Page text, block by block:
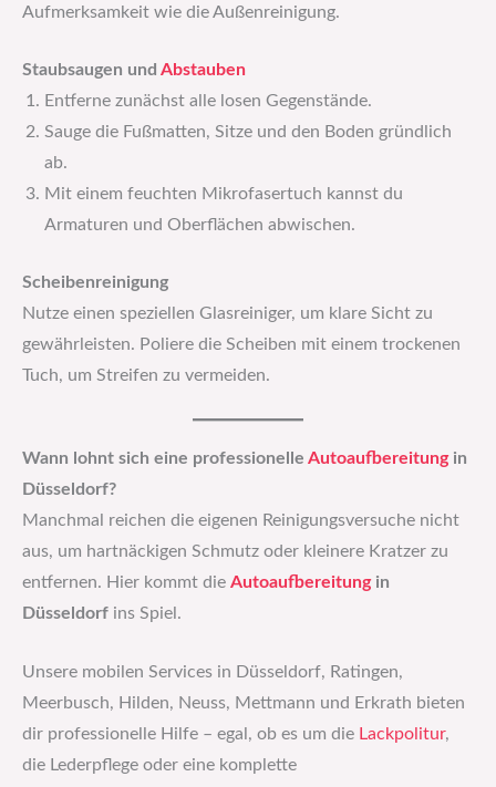
Aufmerksamkeit wie die Außenreinigung.
Staubsaugen und Abstauben
Entferne zunächst alle losen Gegenstände.
Sauge die Fußmatten, Sitze und den Boden gründlich
ab.
Mit einem feuchten Mikrofasertuch kannst du
Armaturen und Oberflächen abwischen.
Scheibenreinigung
Nutze einen speziellen Glasreiniger, um klare Sicht zu
gewährleisten. Poliere die Scheiben mit einem trockenen
Tuch, um Streifen zu vermeiden.
Wann lohnt sich eine professionelle Autoaufbereitungin
Düsseldorf?
Manchmal reichen die eigenen Reinigungsversuche nicht
aus, um hartnäckigen Schmutz oder kleinere Kratzer zu
entfernen. Hier kommt die Autoaufbereitungin
Düsseldorf ins Spiel.
Unsere mobilen Services in Düsseldorf, Ratingen,
Meerbusch, Hilden, Neuss, Mettmann und Erkrath bieten
dir professionelle Hilfe – egal, ob es um die Lackpolitur,
die Lederpflege oder eine komplette